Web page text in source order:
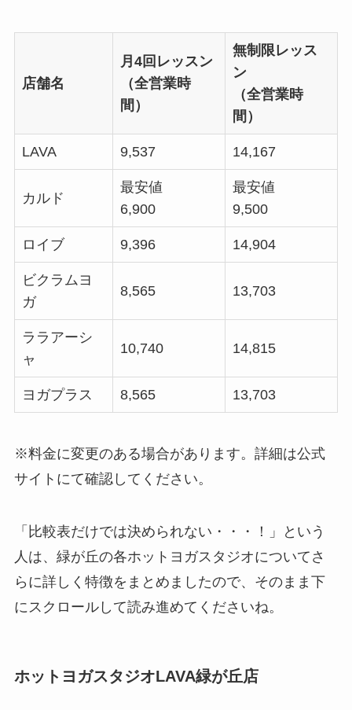
店舗名
月4回レッスン
（全営業時
間）
無制限レッス
ン
（全営業時
間）
LAVA 9,537 14,167
カルド
最安値
6,900
最安値
9,500
ロイブ 9,396 14,904
ビクラムヨ
ガ
8,565 13,703
ララアーシ
ャ
10,740 14,815
ヨガプラス 8,565 13,703
※料金に変更のある場合があります。詳細は公式
サイトにて確認してください。
「比較表だけでは決められない・・・！」という
人は、緑が丘の各ホットヨガスタジオについてさ
らに詳しく特徴をまとめましたので、そのまま下
にスクロールして読み進めてくださいね。
ホットヨガスタジオLAVA緑が丘店